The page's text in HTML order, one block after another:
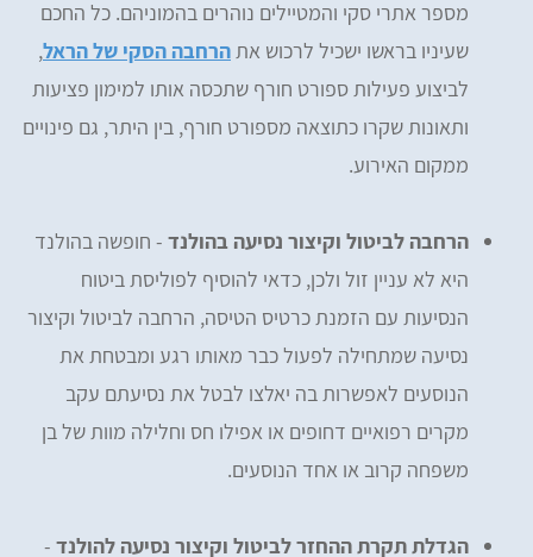
מספר אתרי סקי והמטיילים נוהרים בהמוניהם. כל החכם
שעיניו בראשו ישכיל לרכוש אתהרחבה הסקי של הראל,
לביצוע פעילות ספורט חורף שתכסה אותו למימון פציעות
ותאונות שקרו כתוצאה מספורט חורף, בין היתר, גם פינויים
ממקום האירוע.
הרחבה לביטול וקיצור נסיעה בהולנד - חופשה בהולנד
היא לא עניין זול ולכן, כדאי להוסיף לפוליסת ביטוח
הנסיעות עם הזמנת כרטיס הטיסה, הרחבה לביטול וקיצור
נסיעה שמתחילה לפעול כבר מאותו רגע ומבטחת את
הנוסעים לאפשרות בה יאלצו לבטל את נסיעתם עקב
מקרים רפואיים דחופים או אפילו חס וחלילה מוות של בן
משפחה קרוב או אחד הנוסעים.
הגדלת תקרת ההחזר לביטול וקיצור נסיעה להולנד -